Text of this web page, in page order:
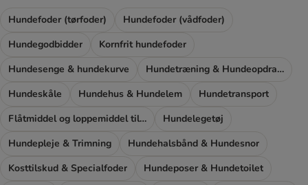
Hundefoder (tørfoder)
Hundefoder (vådfoder)
Hundegodbidder
Kornfrit hundefoder
Hundesenge & hundekurve
Hundetræning & Hundeopdragelse
Hundeskåle
Hundehus & Hundelem
Hundetransport
Flåtmiddel og loppemiddel til hunde
Hundelegetøj
Hundepleje & Trimning
Hundehalsbånd & Hundesnor
Kosttilskud & Specialfoder
Hundeposer & Hundetoilet